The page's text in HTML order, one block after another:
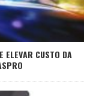
ELEVAR CUSTO DA